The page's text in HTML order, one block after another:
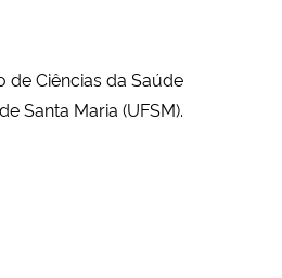
de Ciências da Saúde
Santa Maria (UFSM).